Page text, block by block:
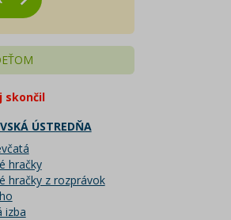
skončil
ÚSTREDŇA
hračky
hračky z rozprávok
izba